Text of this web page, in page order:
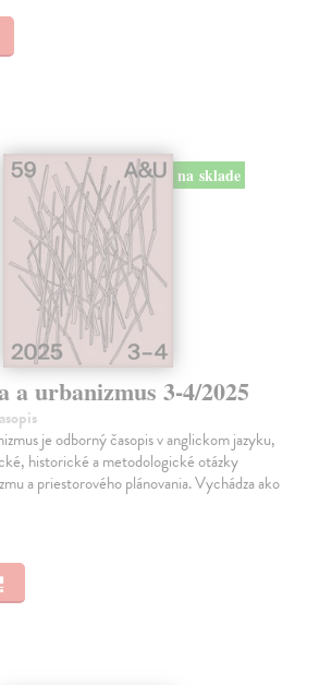
na sklade
urbanizmus 3-4/2025
je odborný časopis v anglickom jazyku,
historické a metodologické otázky
a priestorového plánovania. Vychádza ako